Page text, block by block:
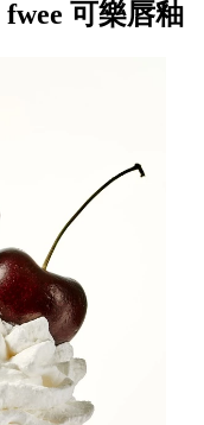
可樂唇釉